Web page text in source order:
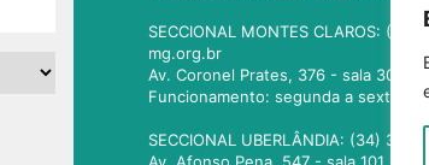
SECCIONAL MONTES CLAROS:
mg.org.br
Av. Coronel Prates, 376 - sala 301.
Funcionamento: segunda a sexta,
SECCIONAL UBERLÂNDIA: (34)